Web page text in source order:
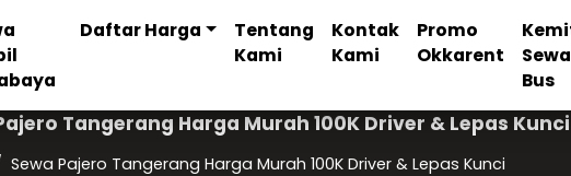
Daftar Harga
Tentang
Kami
Kontak
Kami
Promo
Okkarent
Bus
Tangerang Harga Murah 100K Driver & Lepas Kunci
Sewa Pajero Tangerang Harga Murah 100K Driver & Lepas Kunci